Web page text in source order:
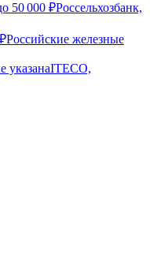
50 000 ₽Россельхозбанк,
₽Российские железные
указанаITECO,